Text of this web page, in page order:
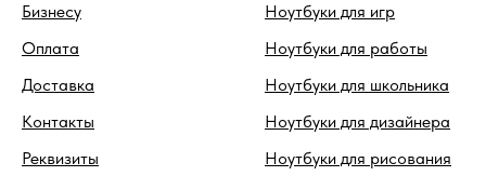
Бизнесу
Оплата
Доставка
Контакты
Реквизиты
Ноутбуки для игр
Ноутбуки для работы
Ноутбуки для школьника
Ноутбуки для дизайнера
Ноутбуки для рисования